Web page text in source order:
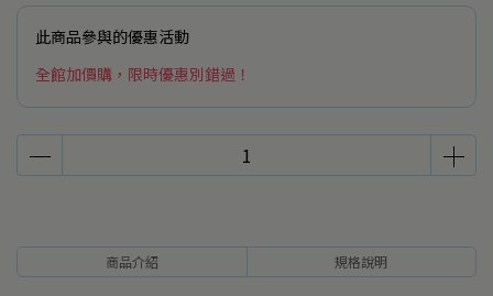
此商品參與的優惠活動
全館加價購，限時優惠別錯過！
商品介紹 規格說明